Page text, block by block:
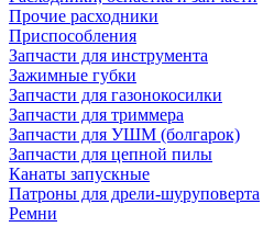
Прочие расходники
Приспособления
Запчасти для инструмента
Зажимные губки
Запчасти для газонокосилки
Запчасти для триммера
Запчасти для УШМ (болгарок)
Запчасти для цепной пилы
Канаты запускные
Патроны для дрели-шуруповерта
Ремни